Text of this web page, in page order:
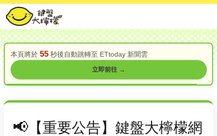
本頁將於 55秒後自動跳轉至 ETtoday 新聞雲
立即前往 →
【重要公告】鍵盤大檸檬網